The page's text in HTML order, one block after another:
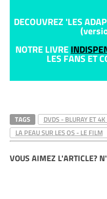
DECOUVREZ 'LES
NOTRE LIVRE
LES FANS ET
TAGS
DVDS - BLURAY ET
LA PEAU SUR LES OS - LE FILM
VOUS AIMEZ L'ARTICLE?